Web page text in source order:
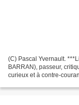
(C) Pascal Yvernault.
BARRAN), passeur,
curieux et à contre-